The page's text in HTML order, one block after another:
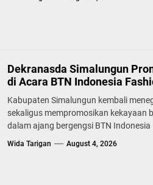
Dekranasda Simalungun
di Acara BTN Indonesia
Kabupaten Simalungun kembali
sekaligus mempromosikan kekayaan
dalam ajang bergengsi BTN Indonesia
Wida Tarigan August 4, 2026